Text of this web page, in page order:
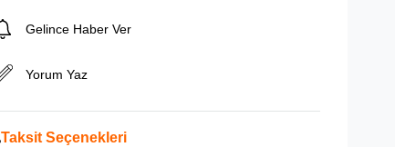
Gelince Haber Ver
Yorum Yaz
Taksit Seçenekleri